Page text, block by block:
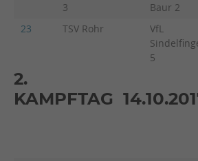
3
Baur 2
23 TSV Rohr
VfL
5
2.
KAMPFTAG